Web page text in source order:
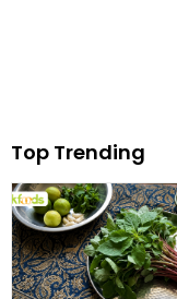
Top Trending